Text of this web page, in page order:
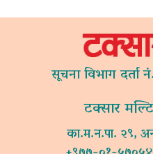
सूचना विभाग
टक्सार
का.म.न.पा. २९,